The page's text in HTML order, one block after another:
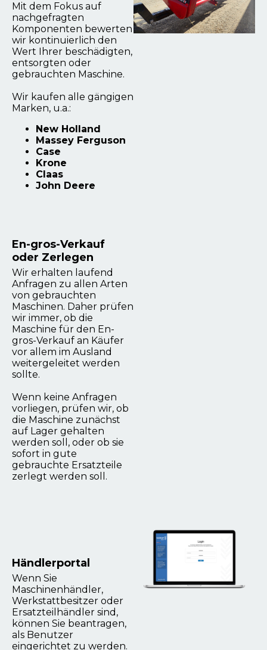
Mit dem Fokus auf
nachgefragten
Komponenten bewerten
wir kontinuierlich den
Wert Ihrer beschädigten,
entsorgten oder
gebrauchten Maschine.
Wir kaufen alle gängigen
Marken, u.a.:
New Holland
Massey Ferguson
Case
Krone
Claas
John Deere
En-gros-Verkauf
oder Zerlegen
Wir erhalten laufend
Anfragen zu allen Arten
von gebrauchten
Maschinen. Daher prüfen
wir immer, ob die
Maschine für den En-
gros-Verkauf an Käufer
vor allem im Ausland
weitergeleitet werden
sollte.
Wenn keine Anfragen
vorliegen, prüfen wir, ob
die Maschine zunächst
auf Lager gehalten
werden soll, oder ob sie
sofort in gute
gebrauchte Ersatzteile
zerlegt werden soll.
Händlerportal
Wenn Sie
Maschinenhändler,
Werkstattbesitzer oder
Ersatzteilhändler sind,
können Sie beantragen,
als Benutzer
eingerichtet zu werden.